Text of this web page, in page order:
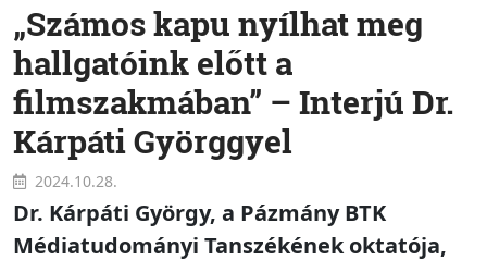
„Számos kapu nyílhat meg
hallgatóink előtt a
filmszakmában” – Interjú Dr.
Kárpáti Györggyel
2024.10.28.
Dr. Kárpáti György, a Pázmány BTK
Médiatudományi Tanszékének oktatója,